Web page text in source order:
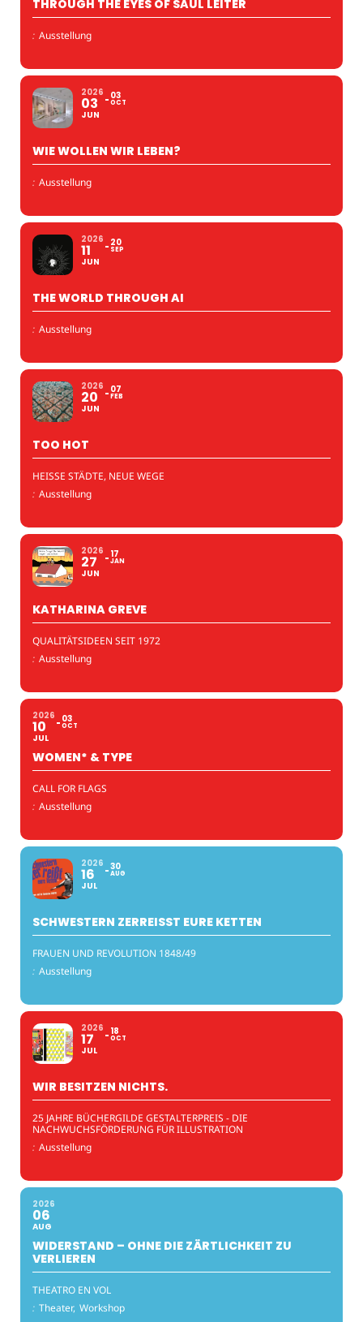
THROUGH THE EYES OF SAUL LEITER
: Ausstellung
2026
03
JUN
03
OCT
WIE WOLLEN WIR LEBEN?
: Ausstellung
2026
11
JUN
20
SEP
THE WORLD THROUGH AI
: Ausstellung
2026
20
JUN
07
FEB
TOO HOT
HEISSE STÄDTE, NEUE WEGE
: Ausstellung
2026
27
JUN
17
JAN
KATHARINA GREVE
QUALITÄTSIDEEN SEIT 1972
: Ausstellung
2026
10
JUL
03
OCT
WOMEN* & TYPE
CALL FOR FLAGS
: Ausstellung
2026
16
JUL
30
AUG
SCHWESTERN ZERREISST EURE KETTEN
FRAUEN UND REVOLUTION 1848/49
: Ausstellung
2026
17
JUL
18
OCT
WIR BESITZEN NICHTS.
25 JAHRE BÜCHERGILDE GESTALTERPREIS - DIE
NACHWUCHSFÖRDERUNG FÜR ILLUSTRATION
: Ausstellung
2026
06
AUG
WIDERSTAND – OHNE DIE ZÄRTLICHKEIT ZU
VERLIEREN
THEATRO EN VOL
: Theater, Workshop